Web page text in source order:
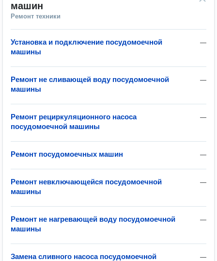
машин
Ремонт техники
—
Установка и подключение посудомоечной
машины
—
Ремонт не сливающей воду посудомоечной
машины
—
Ремонт рециркуляционного насоса
посудомоечной машины
—
Ремонт посудомоечных машин
—
Ремонт невключающейся посудомоечной
машины
—
Ремонт не нагревающей воду посудомоечной
машины
—
Замена сливного насоса посудомоечной